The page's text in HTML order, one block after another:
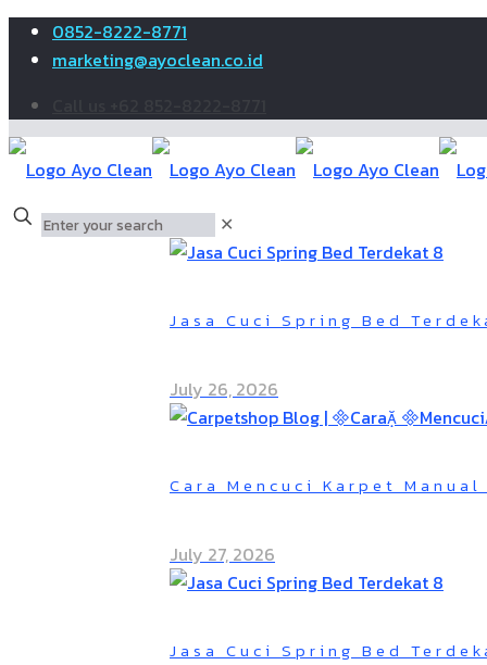
0852-8222-8771
marketing@ayoclean.co.id
✕
Jasa Cuci Spring Bed
July 26, 2026
Cara Mencuci Karpet
July 27, 2026
Jasa Cuci Spring Bed